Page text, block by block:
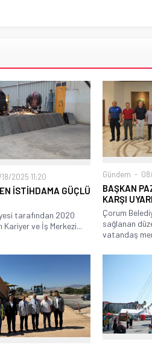
2025 11:20
İSTİHDAMA GÜÇLÜ
tarafından 2020
Kariyer ve İş Merkezi...
Gündem
BAŞKAN
KARŞI
Çorum
sağlanan
vatandaş